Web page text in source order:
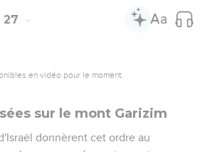
27
en vidéo pour le moment.
sur le mont Garizim
donnèrent cet ordre au